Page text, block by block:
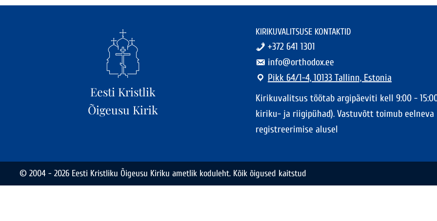
Eesti Kristlik
Õigeusu Kirik
KIRIKUVALITSUSE KONTAKTID
+372 641 1301
info@orthodox.ee
Pikk 64/1-4, 10133 Tallinn, Estonia
Kirikuvalitsus töötab argipäeviti kell 9:00 -
kiriku- ja riigipühad). Vastuvõtt toimub eelneva
registreerimise alusel
© 2004 - 2026 Eesti Kristliku Õigeusu Kiriku ametlik koduleht. Kõik õigused kaitstud